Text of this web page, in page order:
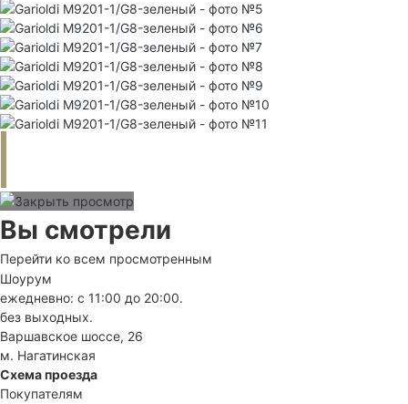
Вы смотрели
Перейти ко всем просмотренным
Шоурум
ежедневно: с 11:00 до 20:00.
без выходных.
Варшавское шоссе, 26
м. Нагатинская
Схема проезда
Покупателям